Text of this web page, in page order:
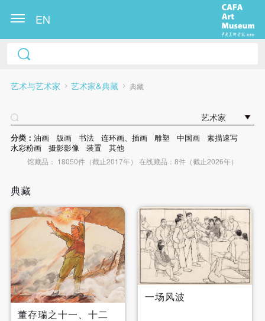
EN
艺术与艺术家 艺术家&典藏 典藏
艺术家
分类： 油画 版画 书法 连环画、插画 雕塑 中国画
素描速写
水彩粉画
摄影影像 装置 其他
馆藏品： 18050件（截止2017年） 在线藏品：8件（截止2026年）
典藏
董存瑞之十一、十二
一场风波